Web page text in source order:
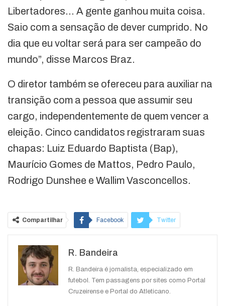
Libertadores… A gente ganhou muita coisa.
Saio com a sensação de dever cumprido. No
dia que eu voltar será para ser campeão do
mundo”, disse Marcos Braz.
O diretor também se ofereceu para auxiliar na
transição com a pessoa que assumir seu
cargo, independentemente de quem vencer a
eleição. Cinco candidatos registraram suas
chapas: Luiz Eduardo Baptista (Bap),
Maurício Gomes de Mattos, Pedro Paulo,
Rodrigo Dunshee e Wallim Vasconcellos.
Compartilhar Facebook Twitter
WhatsApp
R. Bandeira
R. Bandeira é jornalista, especializado em
futebol. Tem passagens por sites como Portal
Cruzeirense e Portal do Atleticano.